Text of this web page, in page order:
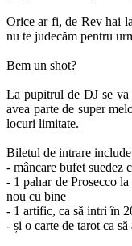
Orice ar fi, de Rev hai
nu te judecăm pentru
Bem un shot?
La pupitrul de DJ se
avea parte de super
locuri limitate.
Biletul de intrare
- mâncare bufet suedez
- 1 pahar de Prosecco
nou cu bine
- ⁠1 artific, ca să intri în
- și o carte de tarot ca